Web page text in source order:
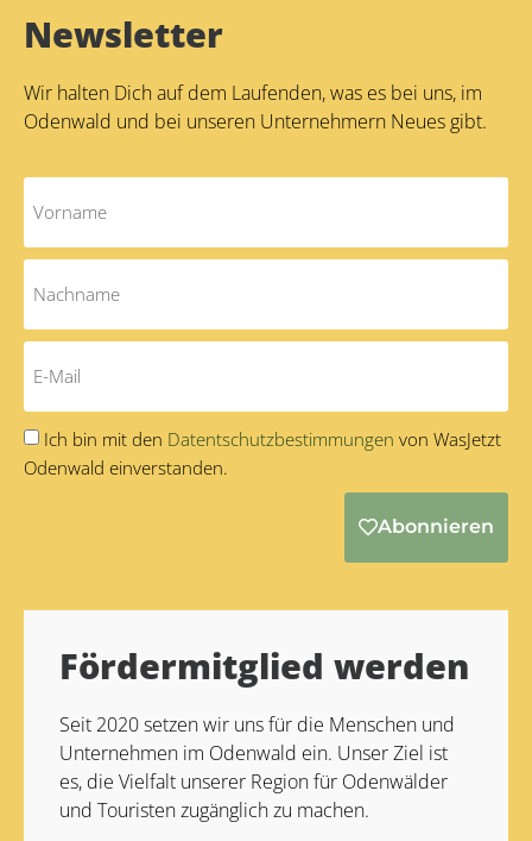
Newsletter
Wir halten Dich auf dem Laufenden, was es bei uns, im
Odenwald und bei unseren Unternehmern Neues gibt.
Ich bin mit den Datentschutzbestimmungen von WasJetzt
Odenwald einverstanden.
Abonnieren
Fördermitglied werden
Seit 2020 setzen wir uns für die Menschen und
Unternehmen im Odenwald ein. Unser Ziel ist
es, die Vielfalt unserer Region für Odenwälder
und Touristen zugänglich zu machen.